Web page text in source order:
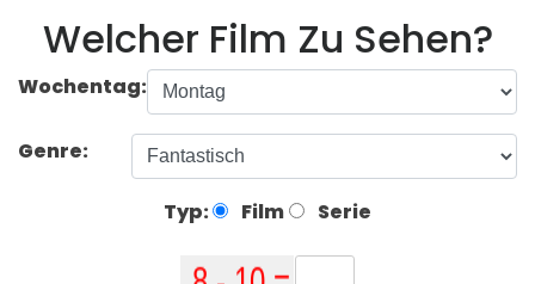
Welcher Film Zu Sehen?
Wochentag:
Genre:
Typ: Film Serie